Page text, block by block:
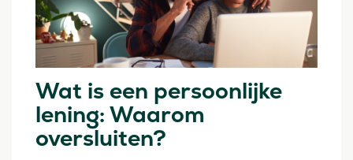
Wat is een persoonlijke
lening: Waarom
oversluiten?